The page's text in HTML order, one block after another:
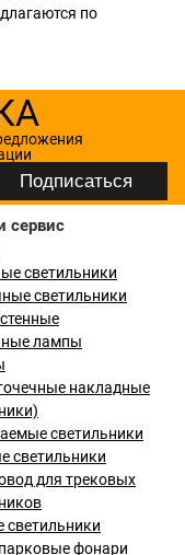
по
сервис
светильники
светильники
лампы
накладные
светильники
светильники
для трековых
светильники
фонари